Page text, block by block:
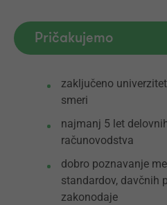
Pričakujemo
zaključeno
smeri
najmanj 5 let
računovodstva
dobro poznavanje
standardov, davčnih
zakonodaje